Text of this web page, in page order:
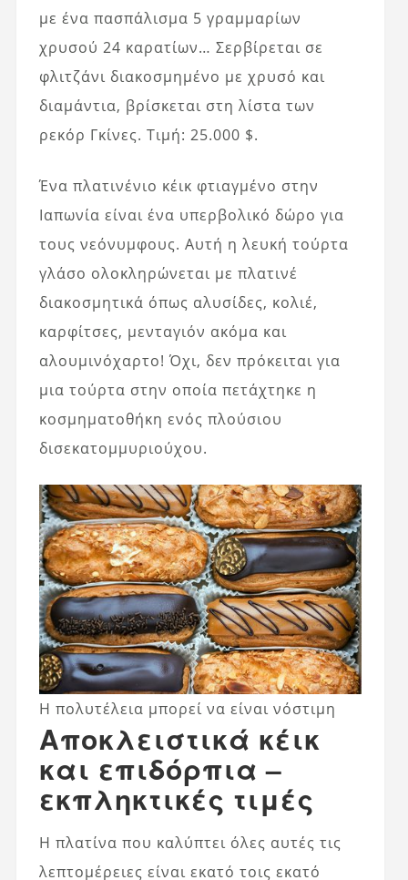
με ένα πασπάλισμα 5 γραμμαρίων
χρυσού 24 καρατίων… Σερβίρεται σε
φλιτζάνι διακοσμημένο με χρυσό και
διαμάντια, βρίσκεται στη λίστα των
ρεκόρ Γκίνες. Τιμή: 25.000 $.
Ένα πλατινένιο κέικ φτιαγμένο στην
Ιαπωνία είναι ένα υπερβολικό δώρο για
τους νεόνυμφους. Αυτή η λευκή τούρτα
γλάσο ολοκληρώνεται με πλατινέ
διακοσμητικά όπως αλυσίδες, κολιέ,
καρφίτσες, μενταγιόν ακόμα και
αλουμινόχαρτο! Όχι, δεν πρόκειται για
μια τούρτα στην οποία πετάχτηκε η
κοσμηματοθήκη ενός πλούσιου
δισεκατομμυριούχου.
Η πολυτέλεια μπορεί να είναι νόστιμη
Αποκλειστικά κέικ
και επιδόρπια –
εκπληκτικές τιμές
Η πλατίνα που καλύπτει όλες αυτές τις
λεπτομέρειες είναι εκατό τοις εκατό